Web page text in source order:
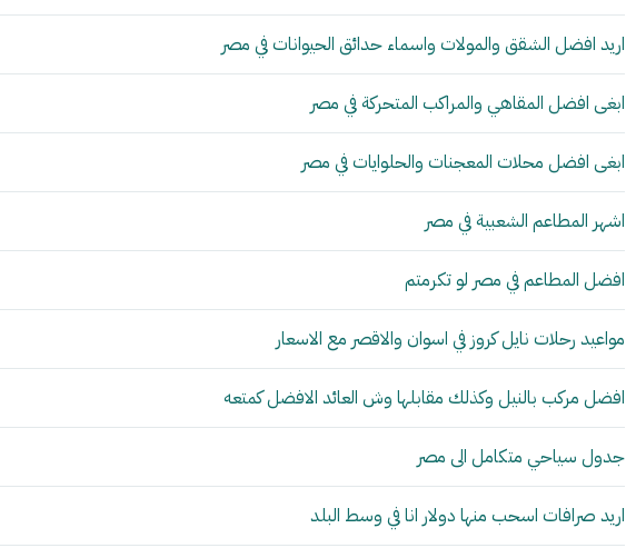
اريد افضل الشقق والمولات واسماء حدائق الحيوانات في مصر
ابغى افضل المقاهي والمراكب المتحركة في مصر
ابغى افضل محلات المعجنات والحلوايات في مصر
اشهر المطاعم الشعبية في مصر
افضل المطاعم في مصر لو تكرمتم
مواعيد رحلات نايل كروز في اسوان والاقصر مع الاسعار
افضل مركب بالنيل وكذلك مقابلها وش العائد الافضل كمتعه
جدول سياحي متكامل الى مصر
اريد صرافات اسحب منها دولار انا في وسط البلد